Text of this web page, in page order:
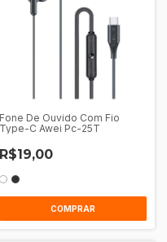
Fone De Ouvido Com Fio
Type-C Awei Pc-25T
R$19,00
COMPRAR